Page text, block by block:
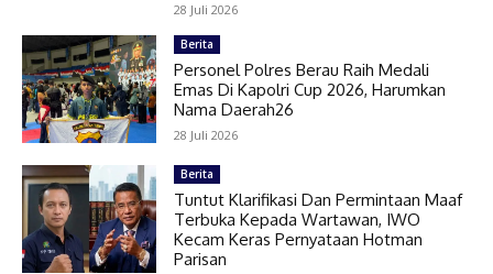
28 Juli 2026
Berita
Personel Polres Berau Raih Medali
Emas Di Kapolri Cup 2026, Harumkan
Nama Daerah26
28 Juli 2026
Berita
Tuntut Klarifikasi Dan Permintaan Maaf
Terbuka Kepada Wartawan, IWO
Kecam Keras Pernyataan Hotman
Parisan